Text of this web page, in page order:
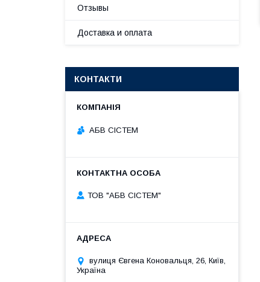
Отзывы
Доставка и оплата
КОНТАКТИ
АБВ СІСТЕМ
ТОВ "АБВ СІСТЕМ"
вулиця Євгена Коновальця, 26, Київ,
Україна